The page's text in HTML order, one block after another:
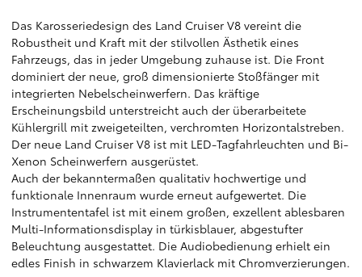
Das Karosseriedesign des Land Cruiser V8 vereint die
Robustheit und Kraft mit der stilvollen Ästhetik eines
Fahrzeugs, das in jeder Umgebung zuhause ist. Die Front
dominiert der neue, groß dimensionierte Stoßfänger mit
integrierten Nebelscheinwerfern. Das kräftige
Erscheinungsbild unterstreicht auch der überarbeitete
Kühlergrill mit zweigeteilten, verchromten Horizontalstreben.
Der neue Land Cruiser V8 ist mit LED-Tagfahrleuchten und Bi-
Xenon Scheinwerfern ausgerüstet.
Auch der bekanntermaßen qualitativ hochwertige und
funktionale Innenraum wurde erneut aufgewertet. Die
Instrumententafel ist mit einem großen, exzellent ablesbaren
Multi-Informationsdisplay in türkisblauer, abgestufter
Beleuchtung ausgestattet. Die Audiobedienung erhielt ein
edles Finish in schwarzem Klavierlack mit Chromverzierungen.